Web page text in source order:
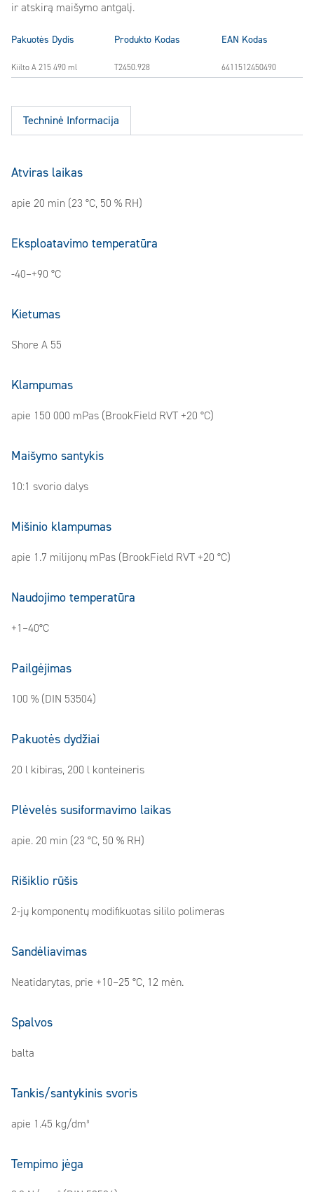
ir atskirą maišymo antgalį.
Pakuotės Dydis Produkto Kodas EAN Kodas
Kiilto A 215 490 ml T2450.928 6411512450490
Techninė Informacija
Atviras laikas
apie 20 min (23 °C, 50 % RH)
Eksploatavimo temperatūra
-40–+90 °C
Kietumas
Shore A 55
Klampumas
apie 150 000 mPas (BrookField RVT +20 °C)
Maišymo santykis
10:1 svorio dalys
Mišinio klampumas
apie 1.7 milijonų mPas (BrookField RVT +20 °C)
Naudojimo temperatūra
+1–40°C
Pailgėjimas
100 % (DIN 53504)
Pakuotės dydžiai
20 l kibiras, 200 l konteineris
Plėvelės susiformavimo laikas
apie. 20 min (23 °C, 50 % RH)
Rišiklio rūšis
2-jų komponentų modifikuotas sililo polimeras
Sandėliavimas
Neatidarytas, prie +10–25 °C, 12 mėn.
Spalvos
balta
Tankis/santykinis svoris
apie 1.45 kg/dm³
Tempimo jėga